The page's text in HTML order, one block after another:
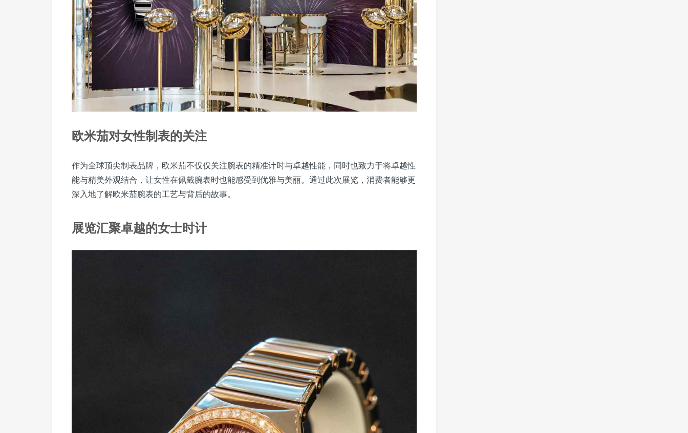
欧米茄对女性制表的关注
作为全球顶尖制表品牌，欧米茄不仅仅关注腕表的精准计时与卓越性能，同时也致力于将卓越性
能与精美外观结合，让女性在佩戴腕表时也能感受到优雅与美丽。通过此次展览，消费者能够更
深入地了解欧米茄腕表的工艺与背后的故事。
展览汇聚卓越的女士时计